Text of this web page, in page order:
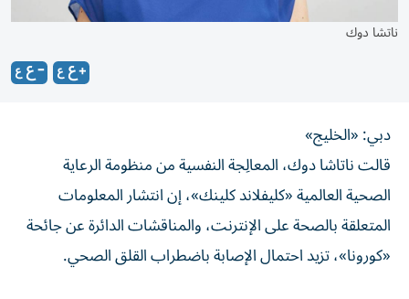
ناتشا دوك
دبي: «الخليج»
قالت ناتاشا دوك، المعالِجة النفسية من منظومة الرعاية
الصحية العالمية «كليفلاند كلينك»، إن انتشار المعلومات
المتعلقة بالصحة على الإنترنت، والمناقشات الدائرة عن جائحة
«كورونا»، تزيد احتمال الإصابة باضطراب القلق الصحي.